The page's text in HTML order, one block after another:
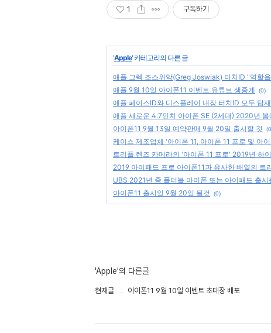
1 구독하기
'Apple' 카테고리의 다른 글
애플 그렉 조스위악(Greg Joswiak) 터치ID "역할
애플 9월 10일 아이폰11 이벤트 유튜브 생중계 (0)
애플 페이스ID와 디스플레이 내장 터치ID 모두 탑
애플 새로운 4.7인치 아이폰 SE (2세대) 2020년 봄
아이폰11 9월 13일 예약판매 9월 20일 출시할 것
케이스 제조업체 '아이폰 11, 아이폰 11 프로 및 아
트리플 렌즈 카메라의 '아이폰 11 프로' 2019년 하
2019 아이패드 프로 아이폰11과 유사한 배열의 트
UBS 2021년 중 폴더블 아이폰 또는 아이패드 출시
아이폰11 출시일 9월 20일 될것 (0)
'Apple'의 다른글
현재글 아이폰11 9월 10일 이벤트 초대장 배포